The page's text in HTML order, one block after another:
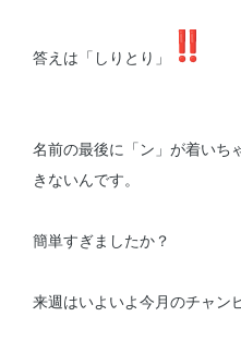
答えは「しりとり」
名前の最後に「ン」が着いち
きないんです。
簡単すぎましたか？
来週はいよいよ今月のチャン